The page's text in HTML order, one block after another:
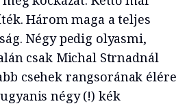
Három maga a teljes
Négy pedig olyasmi,
csak Michal Strnadnál
csehek rangsorának élére
négy (!) kék